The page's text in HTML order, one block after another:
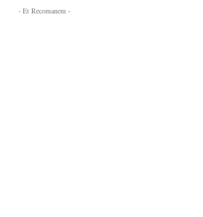
- Et Recomanem -